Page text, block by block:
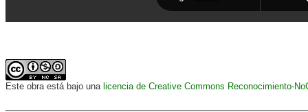
Este obra está bajo una licencia de Creative Commons Reconocimiento-